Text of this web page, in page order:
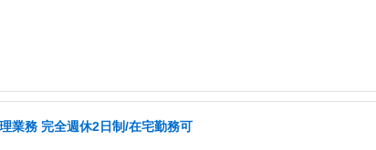
業務 完全週休2日制/在宅勤務可